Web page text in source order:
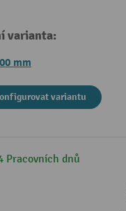
varianta:
mm
variantu
Pracovních dnů